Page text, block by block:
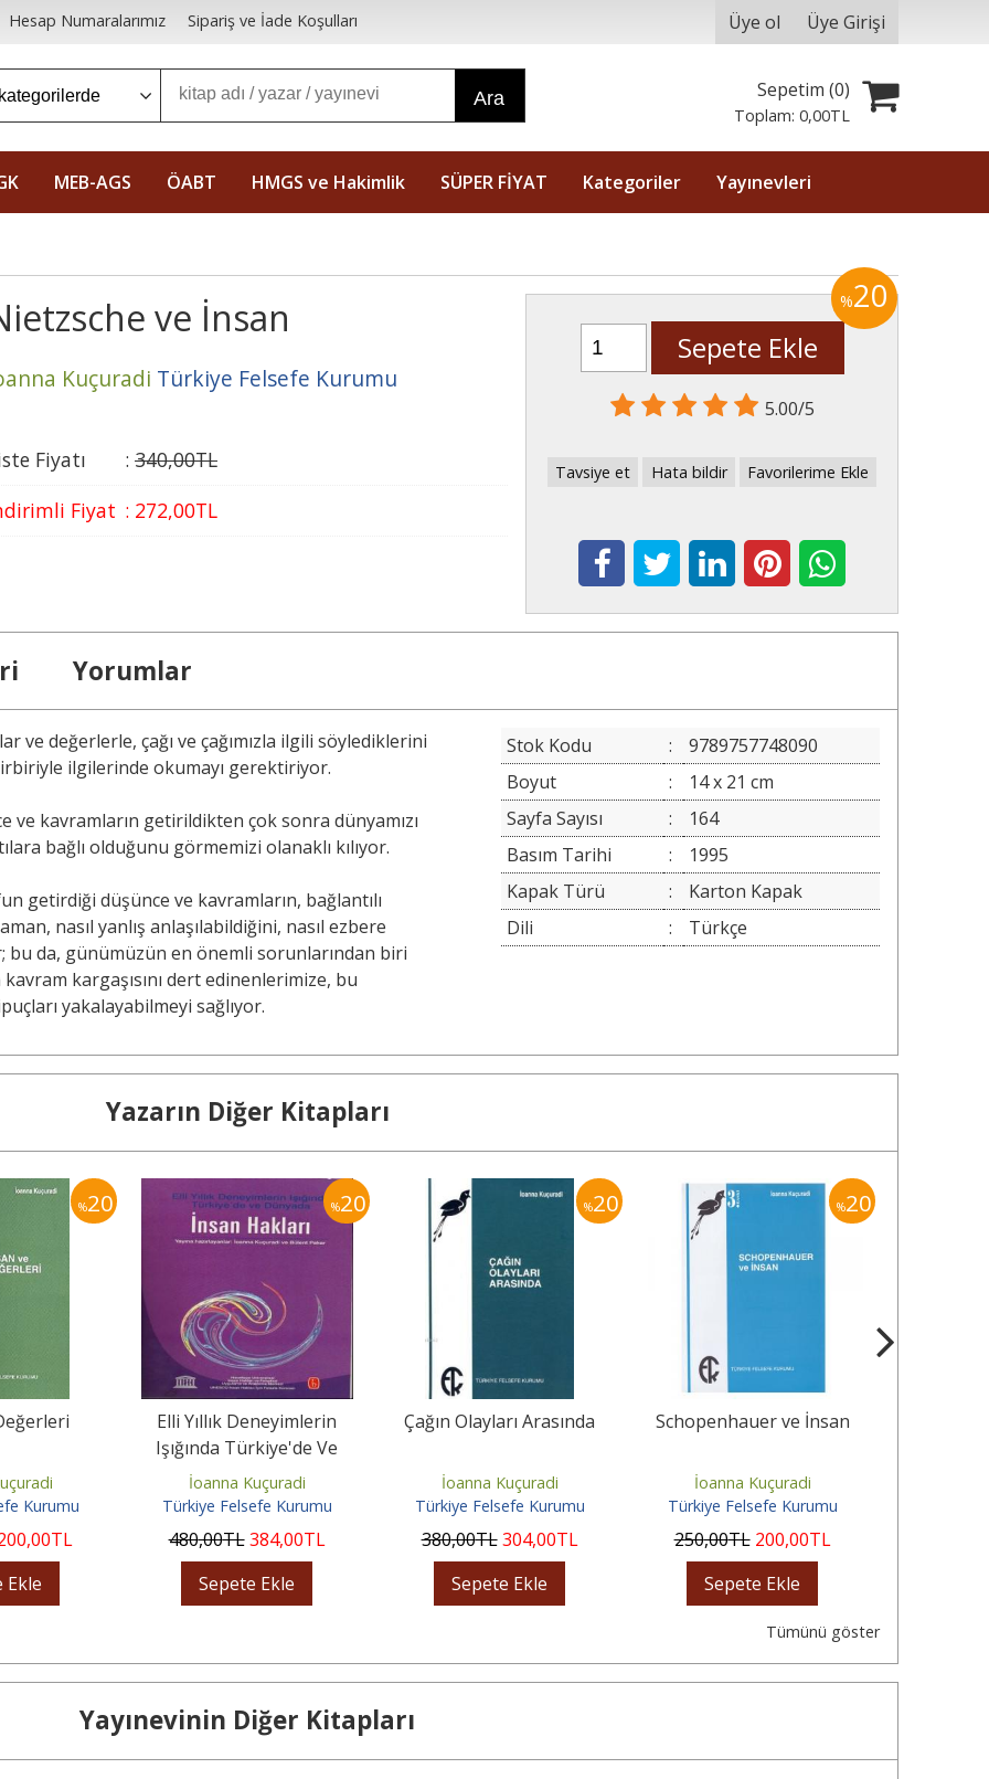
Hesap Numaralarımız Sipariş ve İade Koşulları Üye ol Üye Girişi
Ara Sepetim (0)
Toplam:0,00TL
MEB-AGS ÖABT HMGS ve Hakimlik SÜPER FİYAT Kategoriler Yayınevleri
ve İnsan
Kuçuradi Türkiye Felsefe Kurumu
Fiyatı : 340,00TL
Fiyat : 272,00TL
%20
Sepete Ekle
5.00/5
Tavsiye et Hata bildir Favorilerime Ekle
Yorumlar
ve değerlerle, çağı ve çağımızla ilgili söylediklerini
ilgilerinde okumayı gerektiriyor.
ve kavramların getirildikten çok sonra dünyamızı
bağlı olduğunu görmemizi olanaklı kılıyor.
getirdiği düşünce ve kavramların, bağlantılı
nasıl yanlış anlaşılabildiğini, nasıl ezbere
bu da, günümüzün en önemli sorunlarından biri
kargaşısını dert edinenlerimize, bu
yakalayabilmeyi sağlıyor.
Stok Kodu :
9789757748090
Boyut
:
14 x 21 cm
Sayfa Sayısı
:
164
Basım Tarihi
:
1995
Kapak Türü
:
Karton Kapak
Dili
: Türkçe
Yazarın Diğer Kitapları
%20
Kurumu
,00TL
Ekle
%20
Elli Yıllık Deneyimlerin
Işığında Türkiye'de Ve
Dünyada İnsan Hakları
İoanna Kuçuradi
Türkiye Felsefe Kurumu
480,00TL 384,00TL
Sepete Ekle
%20
Çağın Olayları Arasında
İoanna Kuçuradi
Türkiye Felsefe Kurumu
380,00TL 304,00TL
Sepete Ekle
%20
Schopenhauer ve İnsan
İoanna Kuçuradi
Türkiye Felsefe Kurumu
250,00TL 200,00TL
Sepete Ekle
Tümünü göster
Yayınevinin Diğer Kitapları